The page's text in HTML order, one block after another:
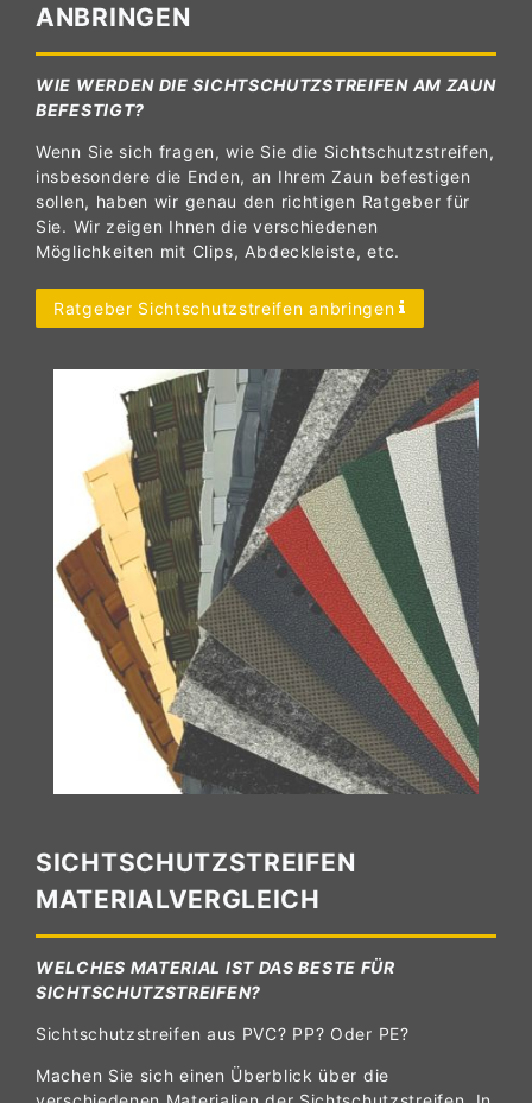
ANBRINGEN
WIE WERDEN DIE SICHTSCHUTZSTREIFEN AM ZAUN
BEFESTIGT?
Wenn Sie sich fragen, wie Sie die Sichtschutzstreifen,
insbesondere die Enden, an Ihrem Zaun befestigen
sollen, haben wir genau den richtigen Ratgeber für
Sie. Wir zeigen Ihnen die verschiedenen
Möglichkeiten mit Clips, Abdeckleiste, etc.
Ratgeber Sichtschutzstreifen anbringen
SICHTSCHUTZSTREIFEN
MATERIALVERGLEICH
WELCHES MATERIAL IST DAS BESTE FÜR
SICHTSCHUTZSTREIFEN?
Sichtschutzstreifen aus PVC? PP? Oder PE?
Machen Sie sich einen Überblick über die